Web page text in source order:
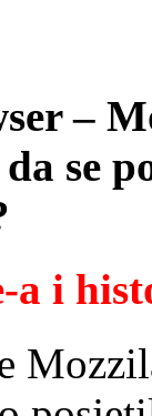
–
se
a i